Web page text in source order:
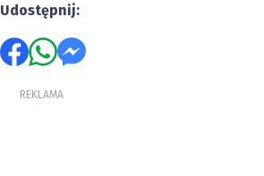
Udostępnij:
REKLAMA